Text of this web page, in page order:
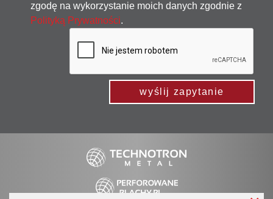
zgodę na wykorzystanie moich danych zgodnie z
Polityką Prywatności.
wyślij zapytanie